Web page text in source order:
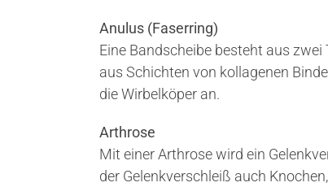
Anulus (Faserring)
Eine Bandscheibe besteht aus
aus Schichten von kollagenen
die Wirbelköper an.
Arthrose
Mit einer Arthrose wird ein
der Gelenkverschleiß auch